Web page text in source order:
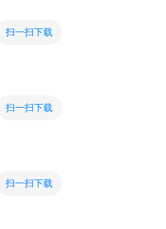
扫一扫下载
扫一扫下载
扫一扫下载